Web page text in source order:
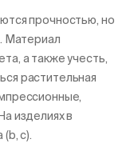
прочностью, но
Материал
а также учесть,
растительная
изделиях в
с).